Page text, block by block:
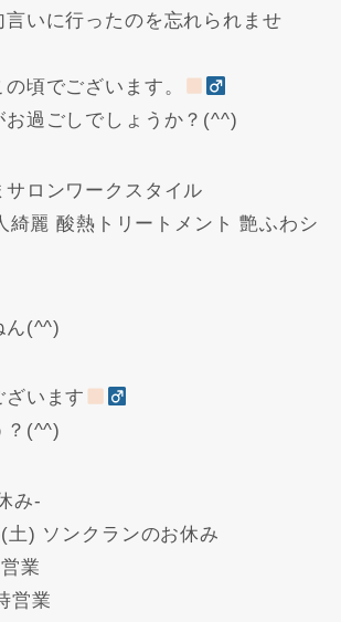
いに行ったのを忘れられませ
頃でございます。
お過ごしでしょうか？(^^)
ロンワークスタイル
綺麗 酸熱トリートメント 艶ふわシ
ん(^^)
ざいます
？(^^)
み-
) ソンクランのお休み
業
営業